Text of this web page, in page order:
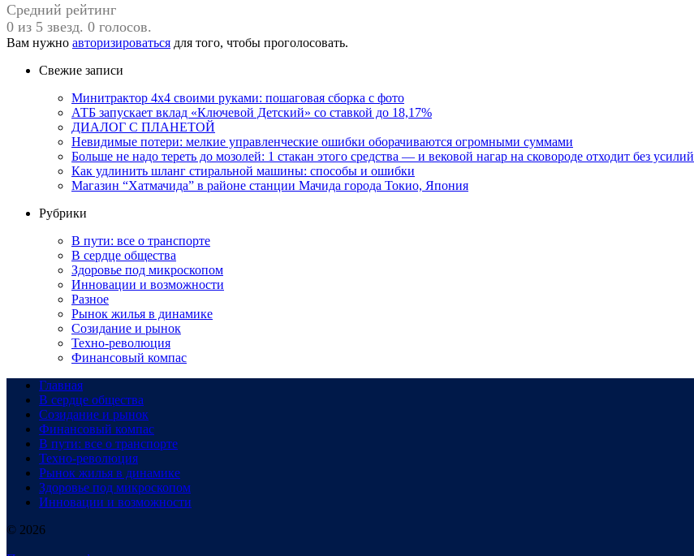
Средний рейтинг
0 из 5 звезд. 0 голосов.
Вам нужно авторизироваться для того, чтобы проголосовать.
Свежие записи
Минитрактор 4х4 своими руками: пошаговая сборка с фото
АТБ запускает вклад «Ключевой Детский» со ставкой до 18,17%
ДИАЛОГ С ПЛАНЕТОЙ
Невидимые потери: мелкие управленческие ошибки оборачиваются огромными суммами
Больше не надо тереть до мозолей: 1 стакан этого средства — и вековой нагар на сковороде отходит без усилий
Как удлинить шланг стиральной машины: способы и ошибки
Магазин “Хатмачида” в районе станции Мачида города Токио, Япония
Рубрики
В пути: все о транспорте
В сердце общества
Здоровье под микроскопом
Инновации и возможности
Разное
Рынок жилья в динамике
Созидание и рынок
Техно-революция
Финансовый компас
Главная
В сердце общества
Созидание и рынок
Финансовый компас
В пути: все о транспорте
Техно-революция
Рынок жилья в динамике
Здоровье под микроскопом
Инновации и возможности
© 2026